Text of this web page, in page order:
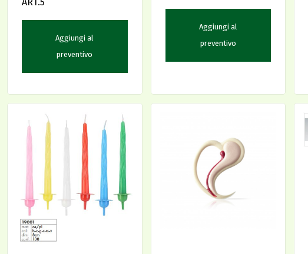
ART.5
Aggiungi al
preventivo
Aggiungi al
preventivo